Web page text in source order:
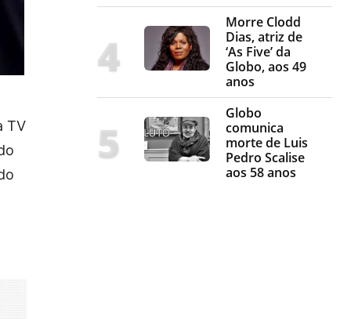
TV
Morre Clodd
Dias, atriz de
‘As Five’ da
Globo, aos 49
anos
Globo
comunica
morte de Luis
Pedro Scalise
aos 58 anos